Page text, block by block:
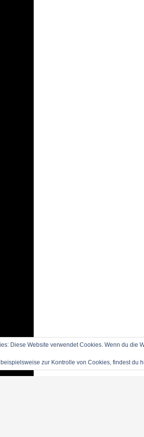
Diese Website verwendet Cookies. Wenn du die
zur Kontrolle von Cookies, findest du